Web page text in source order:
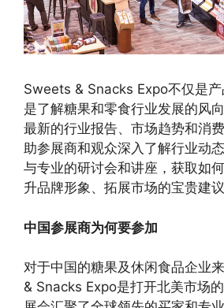
Sweets & Snacks Expo不仅是
是了解糖果和零食行业发展的风
最新的行业报告、市场趋势和消
助参展商和观众深入了解行业动
与专业的研讨会和讲座，获取如
升品牌形象、拓展市场的宝贵建议
中国参展商为何要参加
对于中国的糖果及休闲食品企业
& Snacks Expo是打开北美市场的